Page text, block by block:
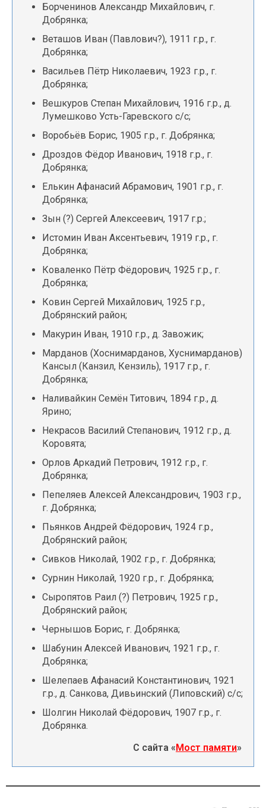
Борченинов Александр Михайлович, г.
Добрянка;
Веташов Иван (Павлович?), 1911 г.р., г.
Добрянка;
Васильев Пётр Николаевич, 1923 г.р., г.
Добрянка;
Вешкуров Степан Михайлович, 1916 г.р., д.
Лумешково Усть-Гаревского с/с;
Воробьёв Борис, 1905 г.р., г. Добрянка;
Дроздов Фёдор Иванович, 1918 г.р., г.
Добрянка;
Елькин Афанасий Абрамович, 1901 г.р., г.
Добрянка;
Зын (?) Сергей Алексеевич, 1917 г.р.;
Истомин Иван Аксентьевич, 1919 г.р., г.
Добрянка;
Коваленко Пётр Фёдорович, 1925 г.р., г.
Добрянка;
Ковин Сергей Михайлович, 1925 г.р.,
Добрянский район;
Макурин Иван, 1910 г.р., д. Завожик;
Марданов (Хоснимарданов, Хуснимарданов)
Кансыл (Канзил, Кензиль), 1917 г.р., г.
Добрянка;
Наливайкин Семён Титович, 1894 г.р., д.
Ярино;
Некрасов Василий Степанович, 1912 г.р., д.
Коровята;
Орлов Аркадий Петрович, 1912 г.р., г.
Добрянка;
Пепеляев Алексей Александрович, 1903 г.р.,
г. Добрянка;
Пьянков Андрей Фёдорович, 1924 г.р.,
Добрянский район;
Сивков Николай, 1902 г.р., г. Добрянка;
Сурнин Николай, 1920 г.р., г. Добрянка;
Сыропятов Раил (?) Петрович, 1925 г.р.,
Добрянский район;
Чернышов Борис, г. Добрянка;
Шабунин Алексей Иванович, 1921 г.р., г.
Добрянка;
Шелепаев Афанасий Константинович, 1921
г.р., д. Санкова, Дивьинский (Липовский) с/с;
Шолгин Николай Фёдорович, 1907 г.р., г.
Добрянка.
С сайта «Мост памяти»